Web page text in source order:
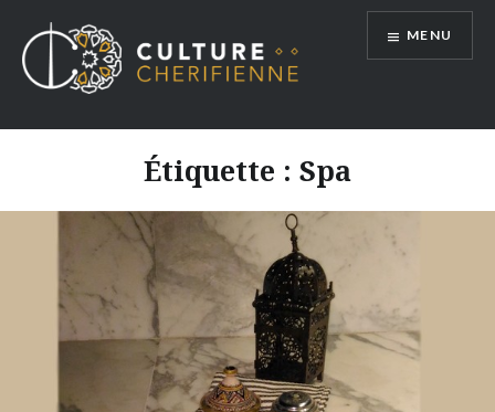
contenu
MENU
Étiquette : Spa